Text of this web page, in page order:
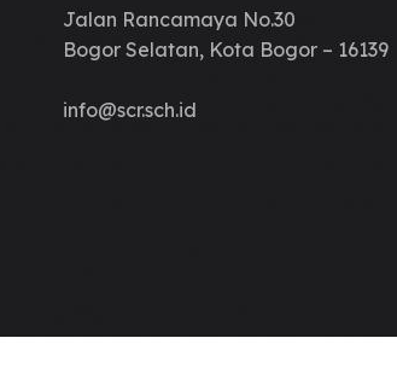
Jalan Rancamaya No.30
Bogor Selatan, Kota Bogor – 16139
info@scr.sch.id